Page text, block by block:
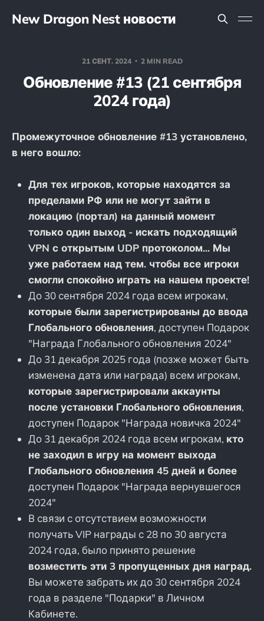
New Dragon Nest новости
21 СЕНТ. 2024 2 MIN READ
Обновление #13 (21 сентября
2024 года)
Промежуточное обновление #13 установлено,
в него вошло:
Для тех игроков, которые находятся за
пределами РФ или не могут зайти в
локацию (портал) на данный момент
только один выход - искать подходящий
VPN с открытым UDP протоколом... Мы
уже работаем над тем. чтобы все игроки
смогли спокойно играть на нашем проекте!
До 30 сентября 2024 года всем игрокам,
которые были зарегистрированы до ввода
Глобального обновления, доступен Подарок
"Награда Глобального обновления 2024"
До 31 декабря 2025 года (позже может быть
изменена дата или награда) всем игрокам,
которые зарегистрировали аккаунты
после установки Глобального обновления,
доступен Подарок "Награда новичка 2024"
До 31 декабря 2024 года всем игрокам, кто
не заходил в игру на момент выхода
Глобального обновления 45 дней и более
доступен Подарок "Награда вернувшегося
2024"
В связи с отсутствием возможности
получать VIP награды с 28 по 30 августа
2024 года, было принято решение
возместить эти 3 пропущенных дня наград.
Вы можете забрать их до 30 сентября 2024
года в разделе "Подарки" в Личном
Кабинете.